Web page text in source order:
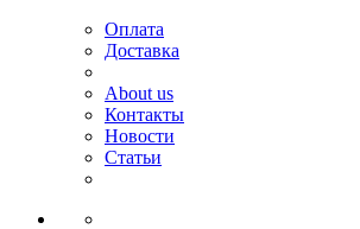
Оплата
Доставка
About us
Контакты
Новости
Статьи